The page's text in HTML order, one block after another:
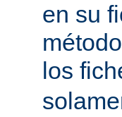
en su
los